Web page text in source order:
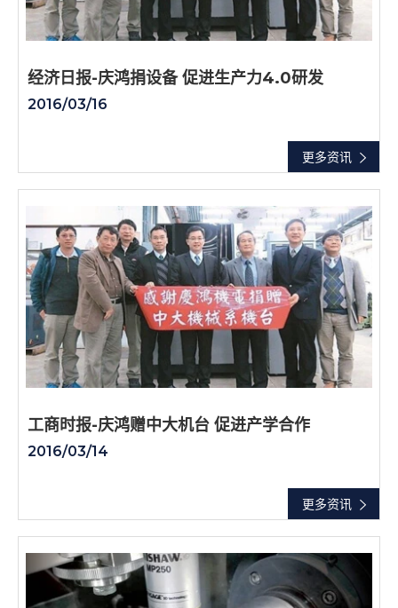
更多资讯
经济日报-庆鸿捐设备 促进生产力4.0研发
2016/03/16
更多资讯
工商时报-庆鸿赠中大机台 促进产学合作
2016/03/14